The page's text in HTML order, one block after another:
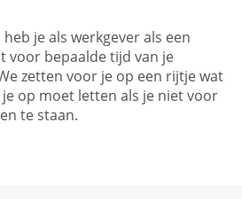
je als werkgever als een
voor bepaalde tijd van je
zetten voor je op een rijtje wat
op moet letten als je niet voor
te staan.